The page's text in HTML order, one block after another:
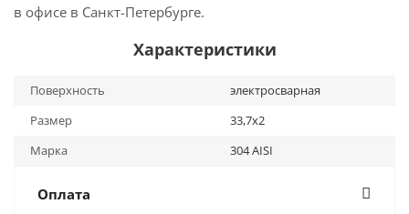
в офисе в Санкт-Петербурге.
Характеристики
Поверхность
электросварная
Размер
33,7х2
Марка
304 AISI
Оплата